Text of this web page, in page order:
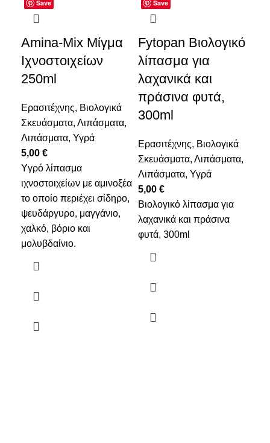
Save
Amina-Mix Μίγμα
Ιχνοστοιχείων
250ml
Ερασιτέχνης, Βιολογικά
Σκευάσματα, Λιπάσματα,
Λιπάσματα, Υγρά
5,00 €
Yγρό λίπασμα
ιχνοστοιχείων με αμινοξέα
το οποίο περιέχει σίδηρο,
ψευδάργυρο, μαγγάνιο,
χαλκό, βόριο και
μολυβδαίνιο.
Save
Fytopan Βιολογικό
λίπασμα για
λαχανικά και
πράσινα φυτά,
300ml
Ερασιτέχνης, Βιολογικά
Σκευάσματα, Λιπάσματα,
Λιπάσματα, Υγρά
5,00 €
Βιολογικό λίπασμα για
λαχανικά και πράσινα
φυτά, 300ml